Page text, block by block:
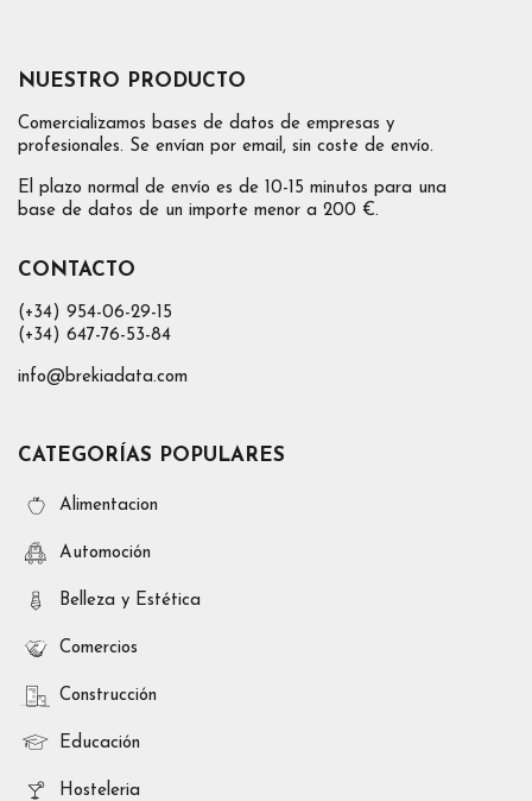
NUESTRO PRODUCTO
Comercializamos bases de datos de empresas y
profesionales. Se envían por email, sin coste de envío.
El plazo normal de envío es de 10-15 minutos para una
base de datos de un importe menor a 200 €.
CONTACTO
(+34) 954-06-29-15
(+34) 647-76-53-84
info@brekiadata.com
CATEGORÍAS POPULARES
Alimentacion
Automoción
Belleza y Estética
Comercios
Construcción
Educación
Hosteleria